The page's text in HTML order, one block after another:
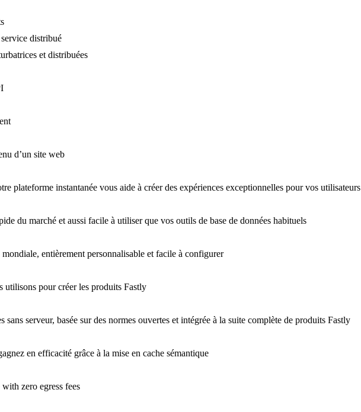
distribué
et distribuées
d’un site web
plateforme instantanée vous aide à créer des expériences exceptionnelles pour vos utilisateurs
du marché et aussi facile à utiliser que vos outils de base de données habituels
entièrement personnalisable et facile à configurer
utilisons pour créer les produits Fastly
sans serveur, basée sur des normes ouvertes et intégrée à la suite complète de produits Fastly
en efficacité grâce à la mise en cache sémantique
zero egress fees